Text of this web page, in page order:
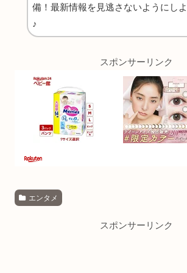
備！最新情報を見逃さないようにしよ
♪
スポンサーリンク
エンタメ
スポンサーリンク